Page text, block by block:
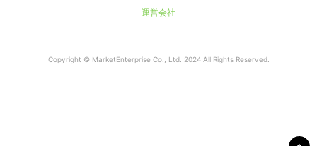
運営会社
Copyright © MarketEnterprise Co., Ltd. 2024 All Rights Reserved.